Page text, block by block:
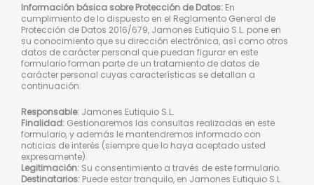
Información básica sobre Protección de Datos: En
cumplimiento de lo dispuesto en el Reglamento General de
Protección de Datos 2016/679, Jamones Eutiquio S.L. pone en
su conocimiento que su dirección electrónica, así como otros
datos de carácter personal que puedan figurar en este
formulario forman parte de un tratamiento de datos de
carácter personal cuyas características se detallan a
continuación:
Responsable: Jamones Eutiquio S.L.
Finalidad: Gestionaremos las consultas realizadas en este
formulario, y además le mantendremos informado con
noticias de interés (siempre que lo haya aceptado usted
expresamente).
Legitimación: Su consentimiento a través de este formulario.
Destinatarios: Puede estar tranquilo, en Jamones Eutiquio S.L.